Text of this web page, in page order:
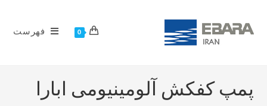
0 فهرست
پمپ کفکش آلومینیومی ابارا